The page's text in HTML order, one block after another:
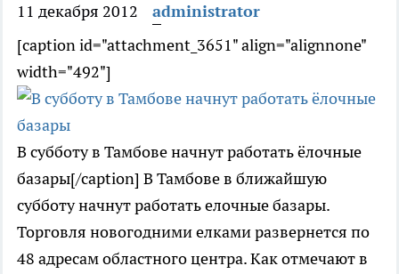
11 декабря 2012
administrator
[caption id="attachment_3651" align="alignnone"
width="492"]
В субботу в Тамбове начнут работать ёлочные
базары[/caption] В Тамбове в ближайшую
субботу начнут работать елочные базары.
Торговля новогодними елками развернется по
48 адресам областного центра. Как отмечают в